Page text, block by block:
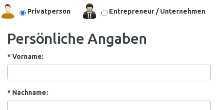
Privatperson Entrepreneur / Unternehmen
Persönliche Angaben
*Vorname:
* Nachname: